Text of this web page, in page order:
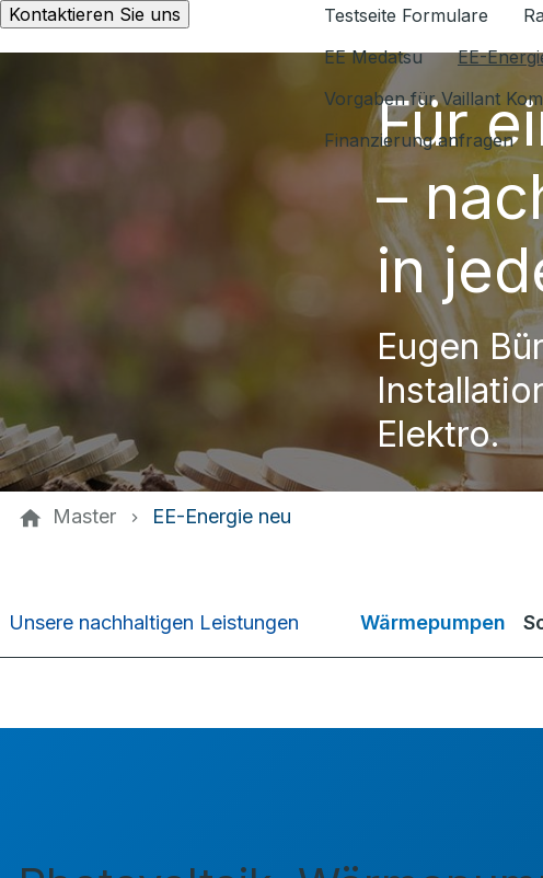
Kontaktieren Sie uns Testseite Formulare
EE Medatsu
EE-
Vorgaben für Vaillant
Finanzierung anfragen
Für
–
in
Eugen
Elektro.
Master EE-Energie neu
Unsere nachhaltigen Leistungen Wärmepumpen